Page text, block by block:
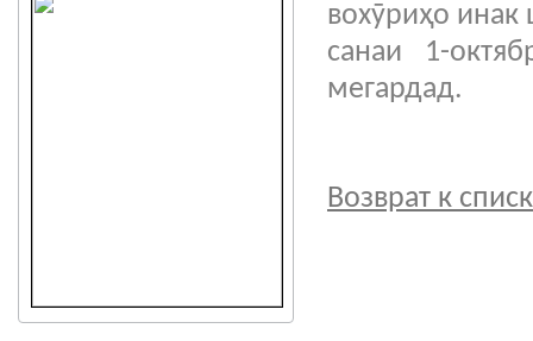
вохӯриҳо
санаи 1-
мегардад.
Возврат к